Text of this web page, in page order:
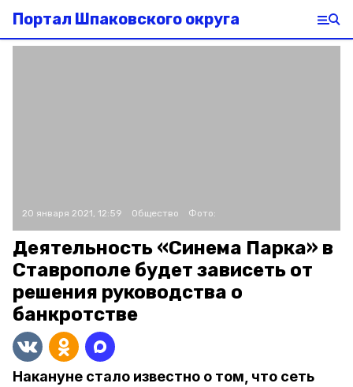
Портал Шпаковского округа
20 января 2021, 12:59 Общество Фото:
Деятельность «Синема Парка» в
Ставрополе будет зависеть от
решения руководства о
банкротстве
Накануне стало известно о том, что сеть